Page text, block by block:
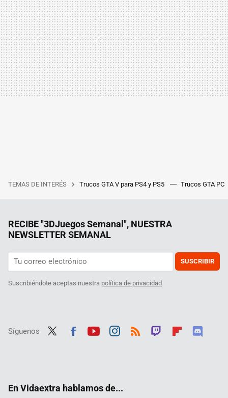
TEMAS DE INTERÉS Trucos GTA V para PS4 y PS5 Trucos GTA PC
RECIBE "3DJuegos Semanal", NUESTRA
NEWSLETTER SEMANAL
SUSCRIBIR
Suscribiéndote aceptas nuestra política de privacidad
Síguenos
En Vidaextra hablamos de...